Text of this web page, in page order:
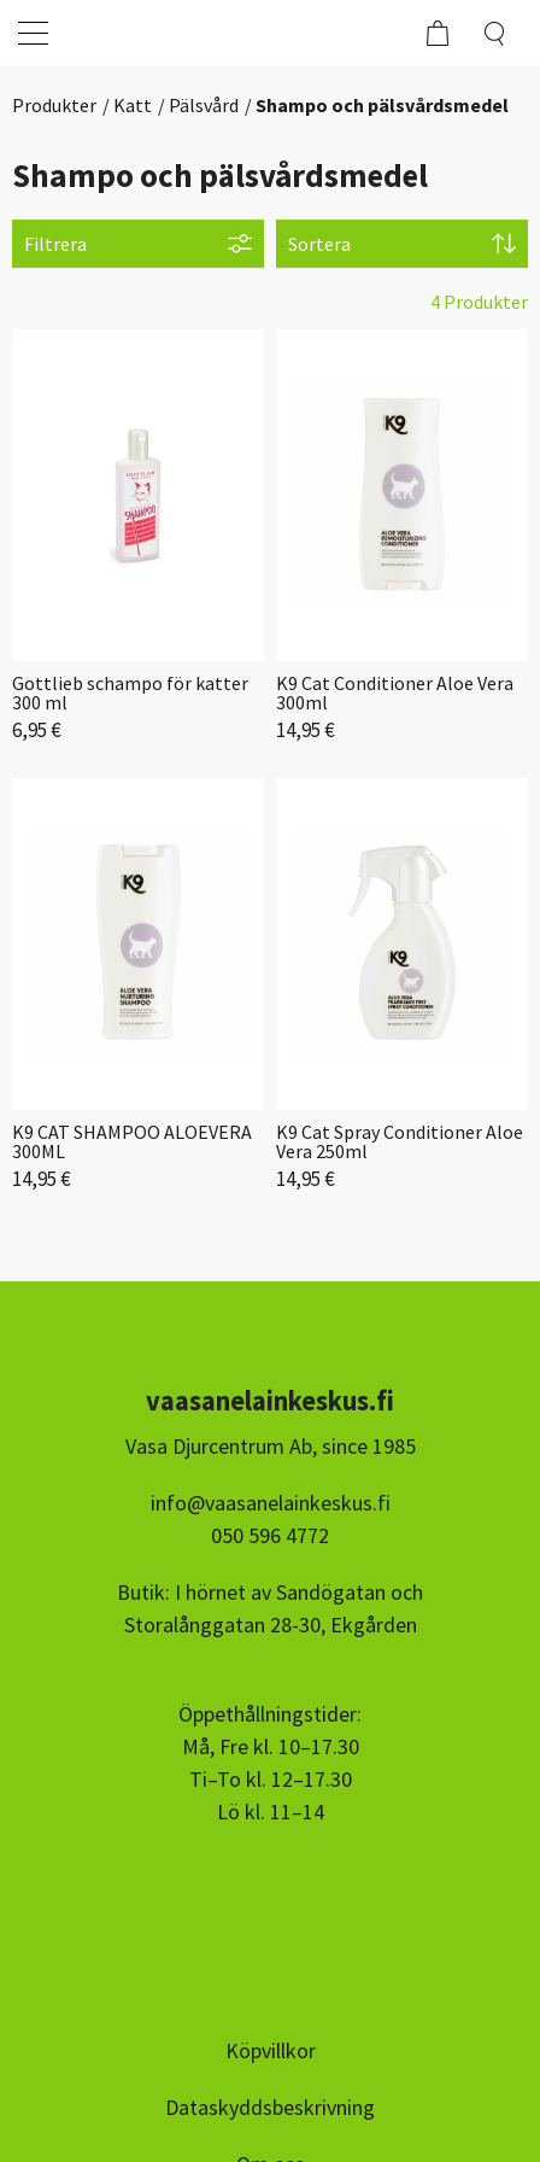
Produkter Katt Pälsvård Shampo och pälsvårdsmedel
Shampo och pälsvårdsmedel
Filtrera Sortera
4 Produkter
Gottlieb schampo för katter
300 ml
6,95 €
K9 Cat Conditioner Aloe Vera
300ml
14,95 €
K9 CAT SHAMPOO ALOEVERA
300ML
14,95 €
K9 Cat Spray Conditioner Aloe
Vera 250ml
14,95 €
vaasanelainkeskus.fi
Vasa Djurcentrum Ab, since 1985
info@vaasanelainkeskus.fi
050 596 4772
Butik: I hörnet av Sandögatan och
Storalånggatan 28-30, Ekgården
Öppethållningstider:
Må, Fre kl. 10–17.30
Ti–To kl. 12–17.30
Lö kl. 11–14
Köpvillkor
Dataskyddsbeskrivning